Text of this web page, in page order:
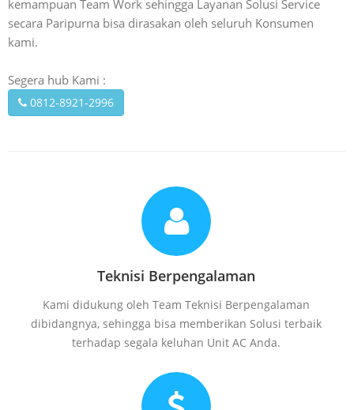
kemampuan Team Work sehingga Layanan Solusi Service
secara Paripurna bisa dirasakan oleh seluruh Konsumen
kami.
Segera hub Kami :
0812-8921-2996
Teknisi Berpengalaman
Kami didukung oleh Team Teknisi Berpengalaman
dibidangnya, sehingga bisa memberikan Solusi terbaik
terhadap segala keluhan Unit AC Anda.